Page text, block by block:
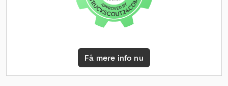
Gearkasse Gearkasse: Mercedes, 255 gear, automatisk
Akselkonfiguration Dækstørrelse: 195/75R16 Bremser:
skivebremser Affjedring: bladfjeder Foraksel: Maks. aksellast: 1850
Bagaksel: dobbeltmonterede dæk; maks. aksellast: 2300 kg;
dækmønster venstre, indvendig: 50 %; dækmønster venstre,
udvendig: 50 %; dækmønster højre, indvendig: 50 %; dækmønster
Få mere info nu